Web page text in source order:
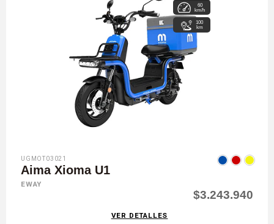
60
km/h
100
km
UGMOT03021
Aima Xioma U1
EWAY
$3.243.940
VER DETALLES